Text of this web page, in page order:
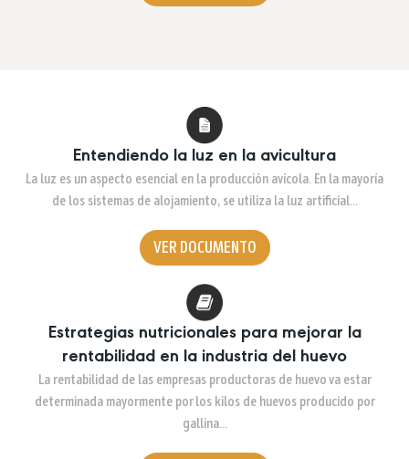
Entendiendo la luz en la avicultura
La luz es un aspecto esencial en la producción avícola. En la mayoría
de los sistemas de alojamiento, se utiliza la luz artificial…
VER DOCUMENTO
Estrategias nutricionales para mejorar la
rentabilidad en la industria del huevo
La rentabilidad de las empresas productoras de huevo va estar
determinada mayormente por los kilos de huevos producido por
gallina…